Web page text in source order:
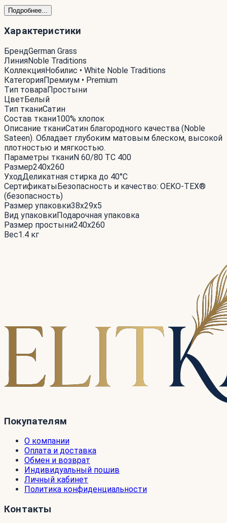
Подробнее...
Характеристики
БрендGerman Grass
ЛинияNoble Traditions
КоллекцияНобилис • White Noble Traditions
КатегорияПремиум • Premium
Тип товараПростыни
ЦветБелый
Тип тканиСатин
Состав ткани100% хлопок
Описание тканиСатин благородного качества (Noble
Sateen). Обладает глубоким матовым блеском, высокой
плотностью и мягкостью.
Параметры тканиN 60/80 TC 400
Размер240x260
УходДеликатная стирка до 40°С
СертификатыБезопасность и качество: OEKO-TEX®
(безопасность)
Размер упаковки38x29x5
Вид упаковкиПодарочная упаковка
Размер простыни240x260
Вес1.4 кг
Покупателям
О компании
Оплата и доставка
Обмен и возврат
Индивидуальный пошив
Личный кабинет
Политика конфиденциальности
Контакты